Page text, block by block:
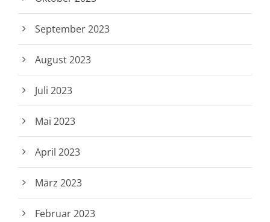
September 2023
August 2023
Juli 2023
Mai 2023
April 2023
März 2023
Februar 2023